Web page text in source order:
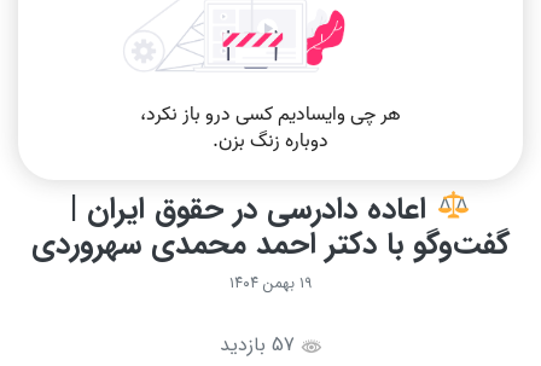
اعاده دادرسی در حقوق ایران |
گفت‌وگو با دکتر احمد محمدی سهروردی
۱۹ بهمن ۱۴۰۴